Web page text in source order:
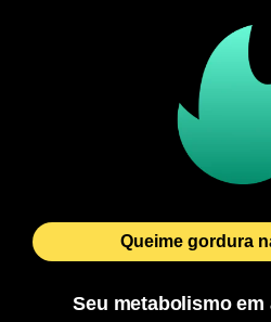
Queime gordura
Seu metabolismo em